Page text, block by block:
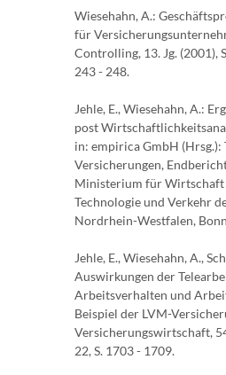
Wiesehahn, A.:
für
Controlling, 13. Jg. (2001),
243 - 248.
Jehle, E., Wiesehahn, A.:
post
in: empirica GmbH (Hrsg.):
Versicherungen,
Ministerium für
Technologie und Verkehr
Nordrhein-Westfalen,
Jehle, E., Wiesehahn, A.,
Auswirkungen der
Arbeitsverhalten und
Beispiel der LVM-
Versicherungswirtschaft,
22, S. 1703 - 1709.